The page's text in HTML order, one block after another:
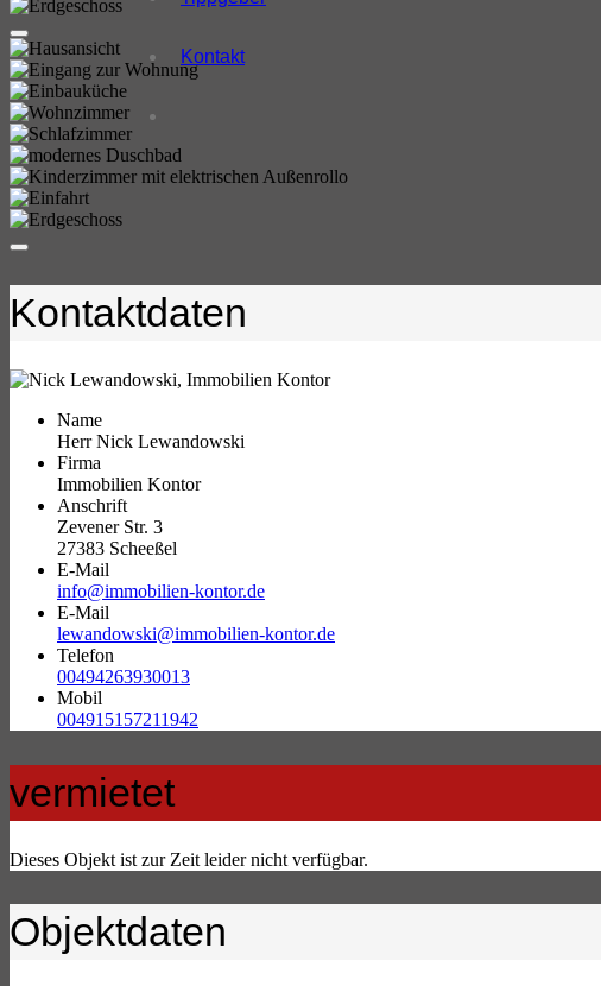
Kontakt
Kontaktdaten
Name
Herr Nick Lewandowski
Firma
Immobilien Kontor
Anschrift
Zevener Str. 3
27383 Scheeßel
E-Mail
info@immobilien-kontor.de
E-Mail
lewandowski@immobilien-kontor.de
Telefon
00494263930013
Mobil
004915157211942
vermietet
Dieses Objekt ist zur Zeit leider nicht verfügbar.
Objektdaten